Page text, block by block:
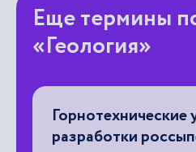
Еще термины
«Геология»
Горнотехнические
разработки